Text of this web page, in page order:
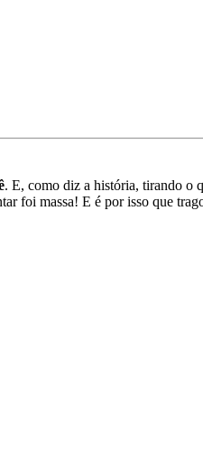
. E, como diz a história, tirando o
foi massa! E é por isso que